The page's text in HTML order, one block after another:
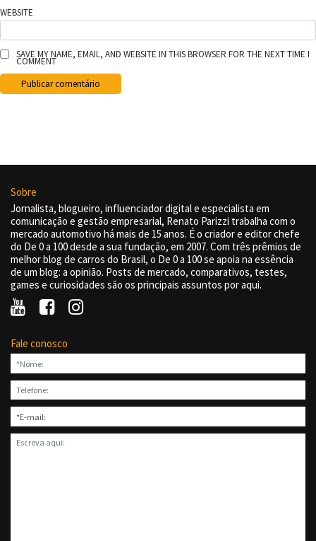
WEBSITE
SAVE MY NAME, EMAIL, AND WEBSITE IN THIS BROWSER FOR THE NEXT TIME I
COMMENT
Sobre
Jornalista, blogueiro, influenciador digital e especialista em
comunicação e gestão empresarial, Renato Parizzi trabalha com o
mercado automotivo há mais de 15 anos. É o criador e editor chefe
do De 0 a 100 desde a sua fundação, em 2007. Com três prêmios de
melhor blog de carros do Brasil, o De 0 a 100 se apoia na essência
de um blog: a opinião. Posts de mercado, comparativos, testes,
games e curiosidades são os principais assuntos por aqui.
Fale conosco